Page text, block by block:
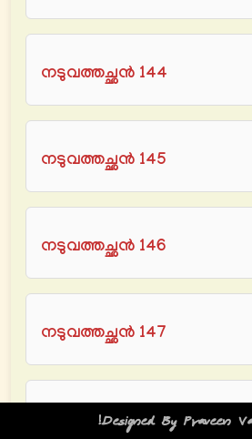
നടുവത്തച്ഛൻ 144
നടുവത്തച്ഛൻ 145
നടുവത്തച്ഛൻ 146
നടുവത്തച്ഛൻ 147
നടുവത്തച്ഛൻ 148
!Designed By Praveen